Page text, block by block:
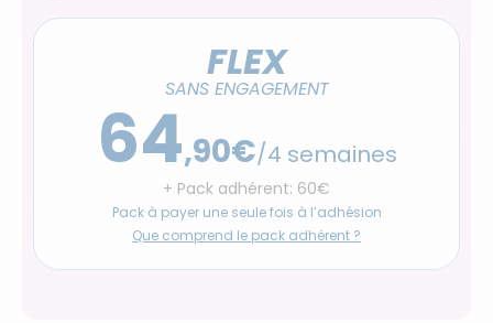
FLEX
SANS ENGAGEMENT
64,90€/4 semaines
+ Pack adhérent: 60€
Pack à payer une seule fois à l’adhésion
Que comprend le pack adhérent ?